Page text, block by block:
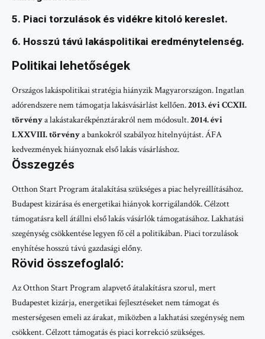
5. Piaci torzulások és vidékre kitoló kereslet.
6. Hosszú távú lakáspolitikai eredménytelenség.
Politikai lehetőségek
Országos lakáspolitikai stratégia hiányzik Magyarországon. Ingatlan
adórendszere nem támogatja lakásvásárlást kellően.2013. évi CCXII.
törvénya lakástakarékpénztárakról nem módosult.2014. évi
LXXVIII. törvénya bankokról szabályoz hitelnyújtást. ÁFA
kedvezmények hiányoznak első lakás vásárláshoz.
Összegzés
Otthon Start Program átalakítása szükséges a piac helyreállításához.
Budapest kizárása és energetikai hiányok korrigálandók. Célzott
támogatásra kell átállni első lakás vásárlók támogatásához. Lakhatási
szegénység csökkentése legyen fő cél a politikában. Piaci torzulások
enyhítése hosszú távú gazdasági előny.
Rövid összefoglaló:
Az Otthon Start Program alapvető átalakításra szorul, mert
Budapestet kizárja, energetikai fejlesztéseket nem támogat és
mesterségesen emeli az árakat, miközben a lakhatási szegénység nem
csökkent. Célzott támogatás és piaci korrekció szükséges.